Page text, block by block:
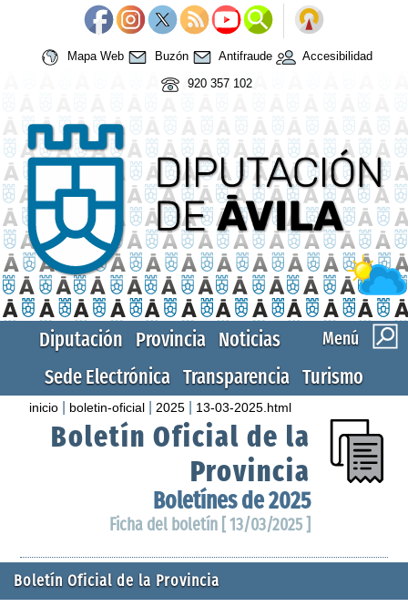
Mapa Web Buzón Antifraude
Accesibilidad
920 357 102
Menú
Diputación Provincia Noticias
Sede Electrónica Transparencia Turismo
inicio boletin-oficial 2025 13-03-2025.html
Boletín Oficial de la
Provincia
Boletínes de 2025
Ficha del boletín [ 13/03/2025 ]
Boletín Oficial de la Provincia